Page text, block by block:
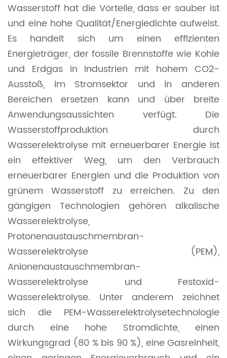
Wasserstoff hat die Vorteile, dass er sauber ist
und eine hohe Qualität/Energiedichte aufweist.
Es handelt sich um einen effizienten
Energieträger, der fossile Brennstoffe wie Kohle
und Erdgas in Industrien mit hohem CO2-
Ausstoß, im Stromsektor und in anderen
Bereichen ersetzen kann und über breite
Anwendungsaussichten verfügt. Die
Wasserstoffproduktion durch
Wasserelektrolyse mit erneuerbarer Energie ist
ein effektiver Weg, um den Verbrauch
erneuerbarer Energien und die Produktion von
grünem Wasserstoff zu erreichen. Zu den
gängigen Technologien gehören alkalische
Wasserelektrolyse,
Protonenaustauschmembran-
Wasserelektrolyse (PEM),
Anionenaustauschmembran-
Wasserelektrolyse und Festoxid-
Wasserelektrolyse. Unter anderem zeichnet
sich die PEM-Wasserelektrolysetechnologie
durch eine hohe Stromdichte, einen
Wirkungsgrad (80 % bis 90 %), eine Gasreinheit,